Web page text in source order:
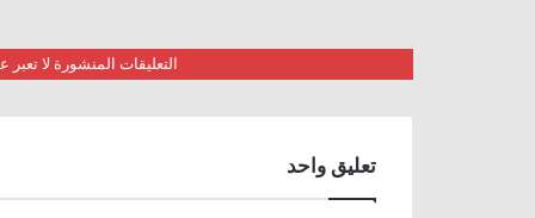
التعليقات المنشورة لا
تعليق واحد